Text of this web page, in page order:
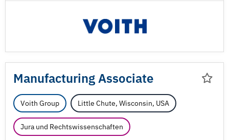
Manufacturing Associate
Voith Group Little Chute, Wisconsin, USA
Jura und Rechtswissenschaften